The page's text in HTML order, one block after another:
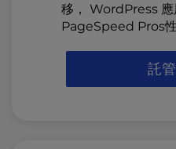
移， WordPress 應
PageSpeed Pros性
託